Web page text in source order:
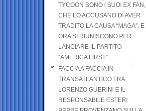
TYCOON SONO I SUOI EX FAN,
CHE LO ACCUSANO DI AVER
TRADITO LA CAUSA “MAGA”. E
ORA SI RIUNISCONO PER
LANCIARE IL PARTITO
“AMERICA FIRST”
FACCIA A FACCIA IN
TRANSATLANTICO TRA
LORENZO GUERINI E IL
RESPONSABILE ESTERI